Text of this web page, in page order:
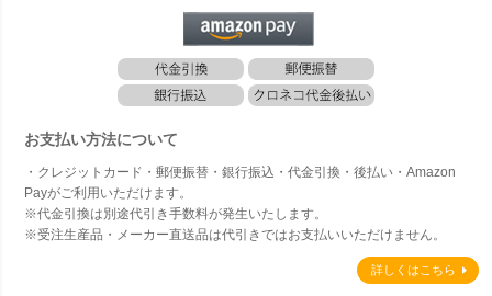
お支払い方法について
・クレジットカード・郵便振替・銀行振込・代金引換・後払い・Amazon
Payがご利用いただけます。
※代金引換は別途代引き手数料が発生いたします。
※受注生産品・メーカー直送品は代引きではお支払いいただけません。
詳しくはこちら